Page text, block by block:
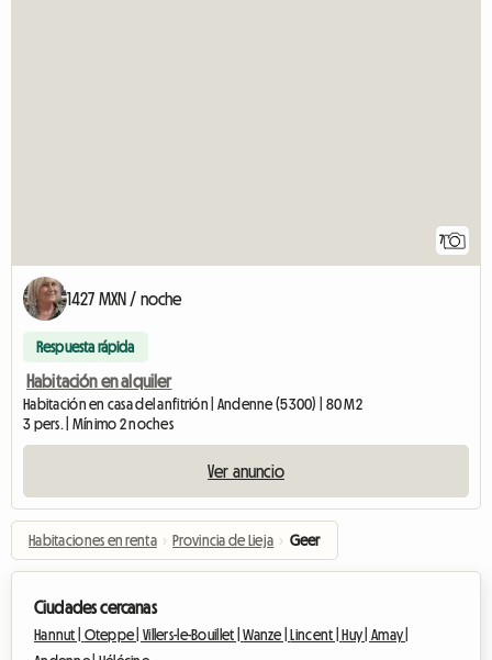
7
1427 MXN / noche
Respuesta rápida
Habitación en alquiler
Habitación en casa del anfitrión | Andenne (5300) | 80 M2
3 pers. | Mínimo 2 noches
Ver anuncio
Habitaciones en renta › Provincia de Lieja › Geer
Ciudades cercanas
Hannut | Oteppe |Villers-le-Bouillet |Wanze | Lincent | Huy | Amay |